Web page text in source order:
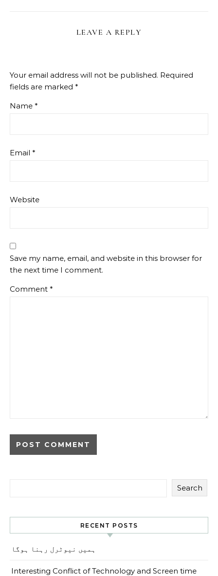
LEAVE A REPLY
Your email address will not be published. Required
fields are marked *
Name *
Email *
Website
Save my name, email, and website in this browser for
the next time I comment.
Comment *
Search
RECENT POSTS
ہمیں نیوٹرل رہنا ہوگا
Interesting Conflict of Technology and Screen time